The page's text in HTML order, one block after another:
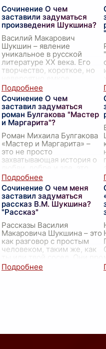
Сочинение О чем
заставили задуматься
произведения Шукшина?
Василий Макарович
Шукшин – явление
уникальное в русской
литературе XX века. Его
творчество, короткое, но
оставило глубокий след в
сердцах читателей.
Шукшин говори...
Сочинение О чем
заставил задуматься
роман Булгакова "Мастер
и Маргарита"?
Роман Михаила Булгакова
«Мастер и Маргарита» –
это не просто
захватывающая история о
глубокое произведение,
которое заставляет
задуматься о многих
важных ве...
Сочинение О чем меня
заставил задуматься
рассказ В.М. Шукшина?
"Рассказ"
Рассказы Василия
Макаровича Шукшина – это
как разговор с простым
человеком, таким же, как
жизнь, про людей вокруг,
про их радости и горести,